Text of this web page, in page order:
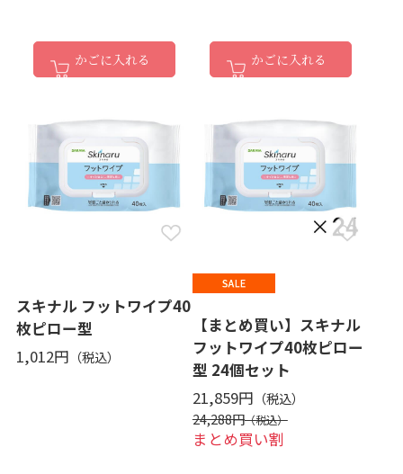
かごに入れる かごに入れる
スキナル フットワイプ40
枚ピロー型
1,012円
【まとめ買い】スキナル
フットワイプ40枚ピロー
型 24個セット
21,859円
24,288円
まとめ買い割